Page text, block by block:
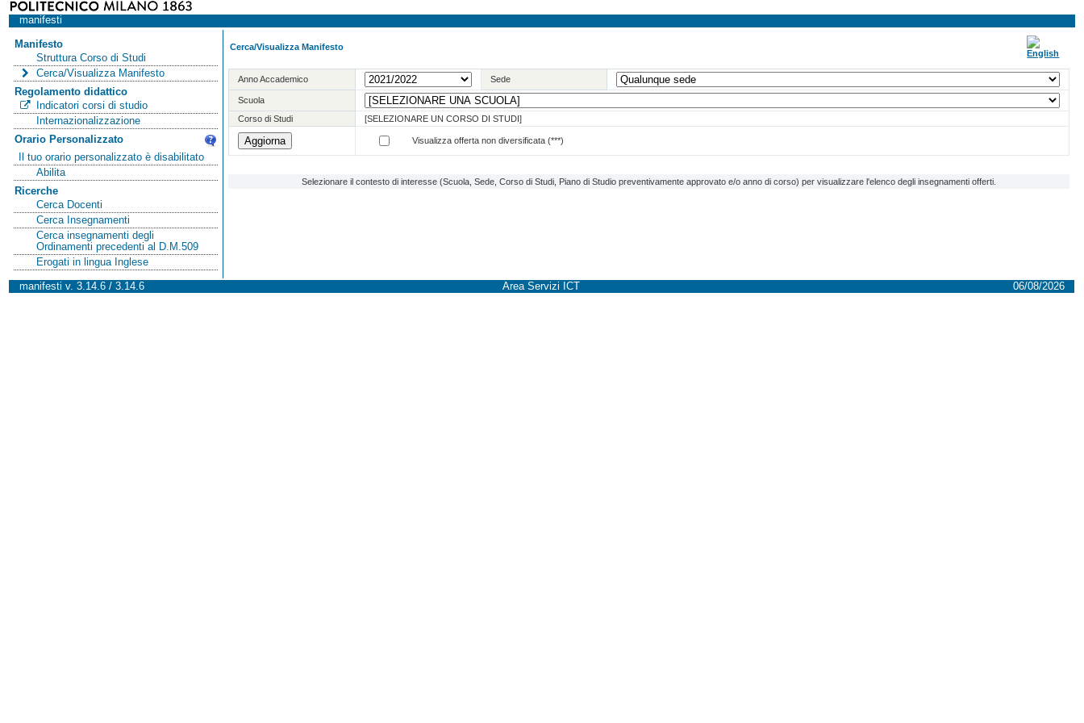
manifesti
Manifesto
Struttura Corso di Studi
Cerca/Visualizza Manifesto
Regolamento didattico
Indicatori corsi di studio
Internazionalizzazione
Orario Personalizzato
Il tuo orario personalizzato è disabilitato
Abilita
Ricerche
Cerca Docenti
Cerca Insegnamenti
Cerca insegnamenti degli
Ordinamenti precedenti al D.M.509
Erogati in lingua Inglese
Cerca/Visualizza Manifesto
Anno Accademico Sede
Scuola
Corso di Studi
[SELEZIONARE UN CORSO DI STUDI]
Visualizza offerta non diversificata (***)
Selezionare il contesto di interesse (Scuola, Sede, Corso di Studi, Piano di Studio preventivamente approvato e/o anno di corso) per visualizzare l'elenco degli insegnamenti offerti.
manifesti v. 3.14.6 / 3.14.6 Area Servizi ICT 06/08/2026